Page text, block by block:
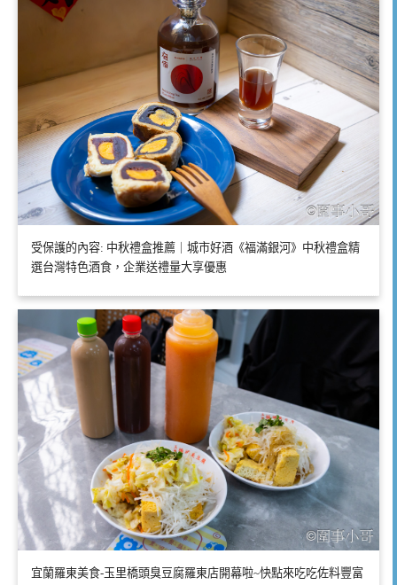
受保護的內容: 中秋禮盒推薦｜城市好酒《福滿銀河》中秋禮盒精
選台灣特色酒食，企業送禮量大享優惠
宜蘭羅東美食-玉里橋頭臭豆腐羅東店開幕啦~快點來吃吃佐料豐富